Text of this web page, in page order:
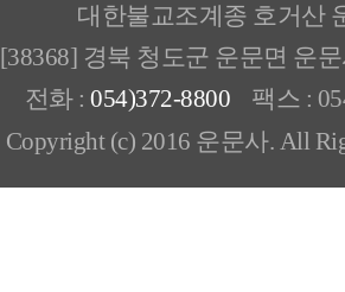
대한불교조계종 호거산
[38368] 경북 청도군 운문면 운
전화 : 054)372-8800 팩스 :
Copyright (c) 2016 운문사. All